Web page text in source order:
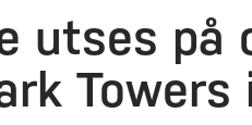
utses på
Towers